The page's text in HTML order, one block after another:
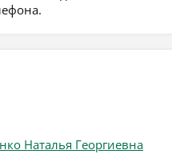
Наталья Георгиевна